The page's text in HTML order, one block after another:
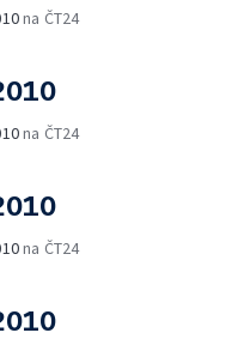
na ČT24
na ČT24
na ČT24